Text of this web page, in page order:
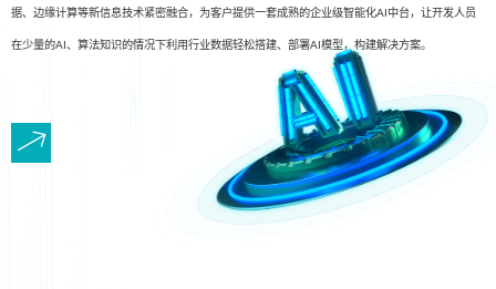
据、边缘计算等新信息技术紧密融合，为客户提供一套成熟的企业级智能化AI中台，让开发人员
在少量的AI、算法知识的情况下利用行业数据轻松搭建、部署AI模型，构建解决方案。